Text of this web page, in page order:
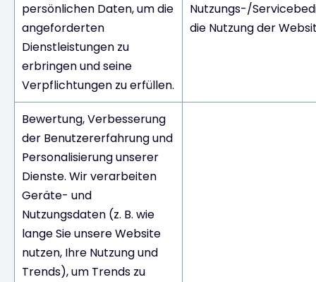
persönlichen Daten, um die
angeforderten
Dienstleistungen zu
erbringen und seine
Verpflichtungen zu erfüllen.
Nutzungs-/
die Nutzung der
Bewertung, Verbesserung
der Benutzererfahrung und
Personalisierung unserer
Dienste. Wir verarbeiten
Geräte- und
Nutzungsdaten (z. B. wie
lange Sie unsere Website
nutzen, Ihre Nutzung und
Trends), um Trends zu